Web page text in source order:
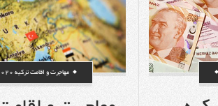
مهاجرت و اقامت ترکیه 2020